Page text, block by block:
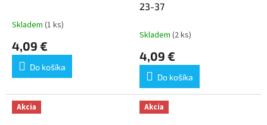
Priemerné
produktu
5,0
5
hviezdičiek.
Skladem (1 ks)
4,09 €
Do košíka
23-37
Skladem (2 ks)
4,09 €
Do košíka
Akcia Akcia